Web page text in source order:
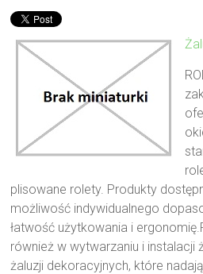
plisowane rolety. Produkty
możliwość indywidualnego
łatwość użytkowania i
również w wytwarzaniu i instalacji
żaluzji dekoracyjnych, które